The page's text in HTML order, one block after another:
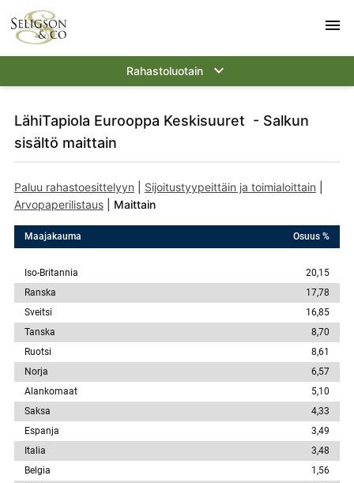
menu
Rahastoluotain keyboard_arrow_down
LähiTapiola Eurooppa Keskisuuret - Salkun
sisältö maittain
Paluu rahastoesittelyyn Sijoitustyypeittäin ja toimialoittain
Arvopaperilistaus| Maittain
Maajakauma Osuus %
Iso-Britannia
20,15
Ranska
17,78
Sveitsi
16,85
Tanska
8,70
Ruotsi
8,61
Norja
6,57
Alankomaat
5,10
Saksa
4,33
Espanja
3,49
Italia
3,48
Belgia
1,56